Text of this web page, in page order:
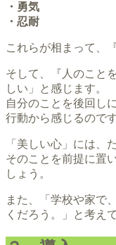
・勇気
・忍耐
これらが相まって、
そして、『人のこと
しい」と感じます。
自分のことを後回し
行動から感じるのです
「美しい心」には、
そのことを前提に置
しょう。
また、「学校や家で
くだろう。」と考え